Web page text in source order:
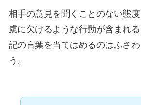
相手の意見を聞くことのない態
慮に欠けるような行動が含まれ
記の言葉を当てはめるのはふさ
う。